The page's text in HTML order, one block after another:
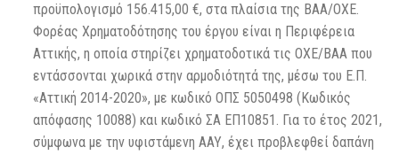
προϋπολογισμό 156.415,00 €, στα πλαίσια της ΒΑΑ/ΟΧΕ.
Φορέας Χρηματοδότησης του έργου είναι η Περιφέρεια
Αττικής, η οποία στηρίζει χρηματοδοτικά τις ΟΧΕ/ΒΑΑ που
εντάσσονται χωρικά στην αρμοδιότητά της, μέσω του Ε.Π.
«Αττική 2014-2020», με κωδικό ΟΠΣ 5050498 (Κωδικός
απόφασης 10088) και κωδικό ΣΑ ΕΠ10851. Για το έτος 2021,
σύμφωνα με την υφιστάμενη ΑΑΥ, έχει προβλεφθεί δαπάνη